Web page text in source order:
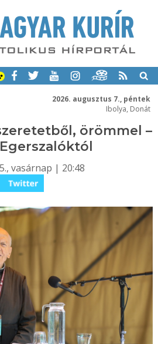
2026. augusztus 7., péntek
Ibolya, Donát
örömmel –
vasárnap | 20:48